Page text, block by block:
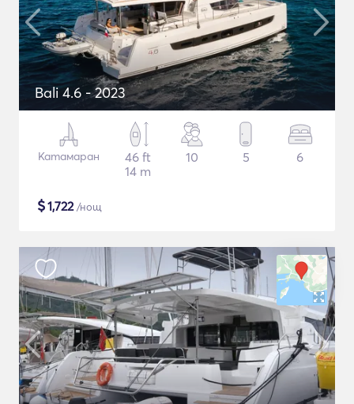
Bali 4.6 - 2023
Катамаран
46 ft
14 m
10 5 6
$1,722/нощ